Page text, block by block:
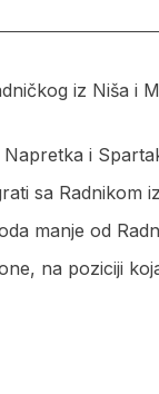
iz Niša i
i
sa Radnikom
manje od
na poziciji